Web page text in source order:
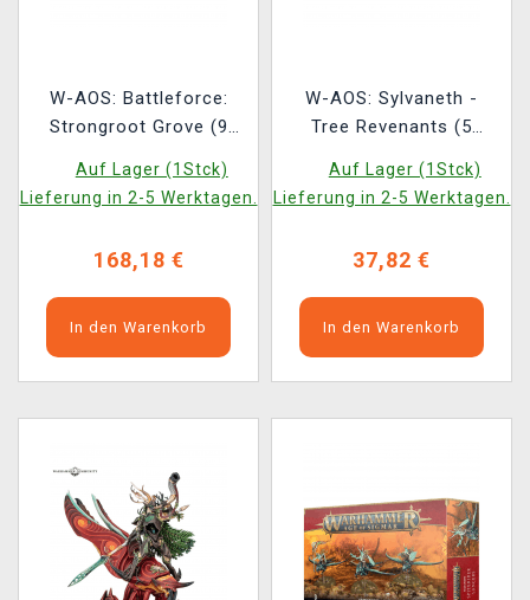
W-AOS: Battleforce:
Strongroot Grove (9
Auf Lager (1Stck)
Lieferung in 2-5 Werktagen.
168,18 €
In den Warenkorb
W-AOS: Sylvaneth -
Tree Revenants (5
Auf Lager (1Stck)
Lieferung in 2-5 Werktagen.
37,82 €
In den Warenkorb